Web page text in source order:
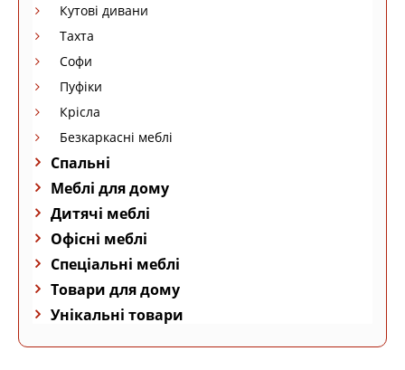
Кутові дивани
Тахта
Софи
Пуфіки
Крісла
Безкаркасні меблі
Спальні
Меблі для дому
Дитячі меблі
Офісні меблі
Спеціальні меблі
Товари для дому
Унікальні товари